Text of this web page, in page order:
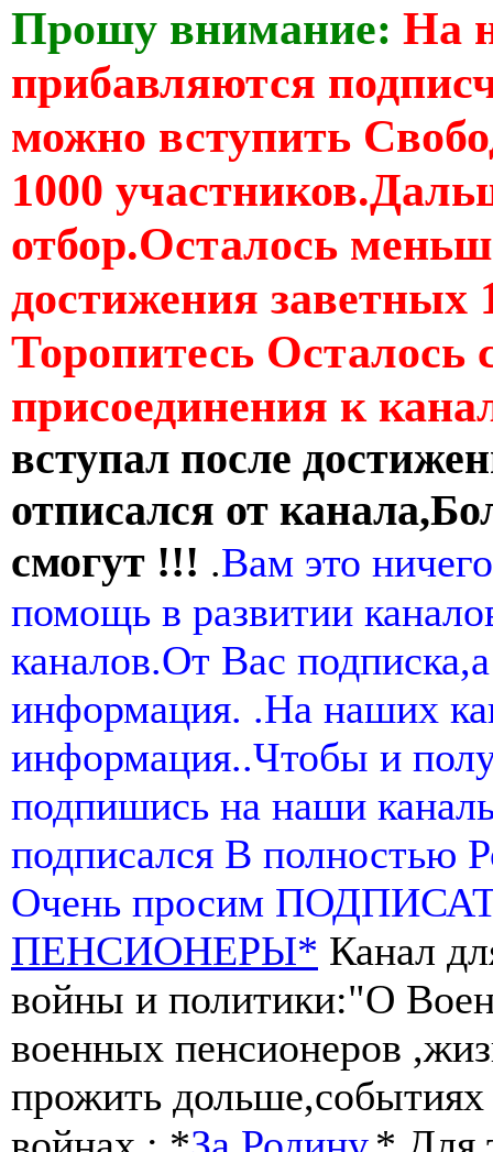
Прошу внимание: На
прибавляются
можно вступить
1000
отбор.Осталось
достижения заветных
Торопитесь Осталось
присоединения к
вступал после
отписался от
смогут !!! .Вам это
помощь в развитии
каналов.От Вас
информация. .На наших
информация..Чтобы и
подпишись на наши
подписался В полностью
Очень просим
ПЕНСИОНЕРЫ* Канал
войны и политики:"О
военных пенсионеров
прожить